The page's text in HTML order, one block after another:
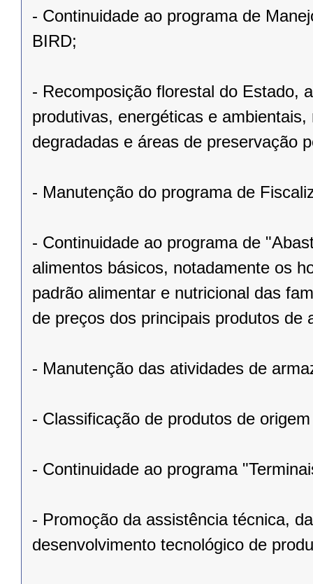
- Continuidade ao programa de
BIRD;
- Recomposição florestal do Estado,
produtivas, energéticas e
degradadas e áreas de preservação
- Manutenção do programa de
- Continuidade ao programa de
alimentos básicos, notadamente os
padrão alimentar e nutricional das
de preços dos principais produtos de
- Manutenção das atividades de
- Classificação de produtos de
- Continuidade ao programa
- Promoção da assistência técnica,
desenvolvimento tecnológico de